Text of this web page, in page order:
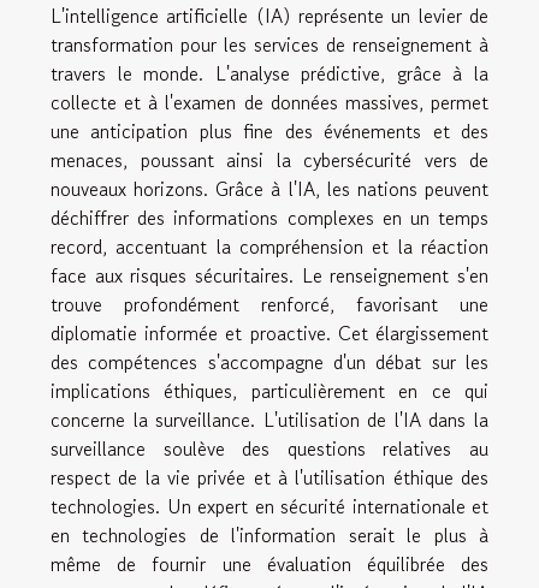
L'intelligence artificielle (IA) représente un levier de
transformation pour les services de renseignement à
travers le monde. L'analyse prédictive, grâce à la
collecte et à l'examen de données massives, permet
une anticipation plus fine des événements et des
menaces, poussant ainsi la cybersécurité vers de
nouveaux horizons. Grâce à l'IA, les nations peuvent
déchiffrer des informations complexes en un temps
record, accentuant la compréhension et la réaction
face aux risques sécuritaires. Le renseignement s'en
trouve profondément renforcé, favorisant une
diplomatie informée et proactive. Cet élargissement
des compétences s'accompagne d'un débat sur les
implications éthiques, particulièrement en ce qui
concerne la surveillance. L'utilisation de l'IA dans la
surveillance soulève des questions relatives au
respect de la vie privée et à l'utilisation éthique des
technologies. Un expert en sécurité internationale et
en technologies de l'information serait le plus à
même de fournir une évaluation équilibrée des